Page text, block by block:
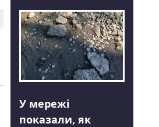
У мережі
показали, як